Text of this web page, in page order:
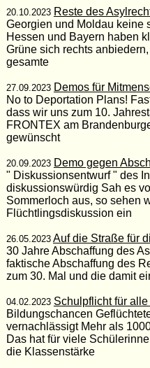
20.10.2023 Reste des
Georgien und Moldau keine
Hessen und Bayern haben
Grüne sich rechts
gesamte
27.09.2023 Demos für
No to Deportation Plans!
dass wir uns zum 10.
FRONTEX am
gewünscht
20.09.2023 Demo gegen
" Diskussionsentwurf " des
diskussionswürdig Sah es
Sommerloch aus, so sehen
Flüchtlingsdiskussion ein
26.05.2023 Auf die Straße für
30 Jahre Abschaffung des
faktische Abschaffung des
zum 30. Mal und die damit
04.02.2023 Schulpflicht für
Bildungschancen
vernachlässigt Mehr als
Das hat für viele
die Klassenstärke